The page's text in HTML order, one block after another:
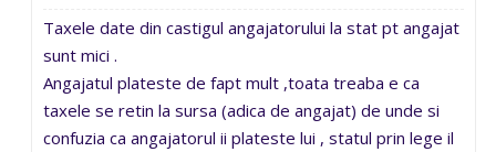
Taxele date din castigul angajatorului la stat pt angajat
sunt mici .
Angajatul plateste de fapt mult ,toata treaba e ca
taxele se retin la sursa (adica de angajat) de unde si
confuzia ca angajatorul ii plateste lui , statul prin lege il